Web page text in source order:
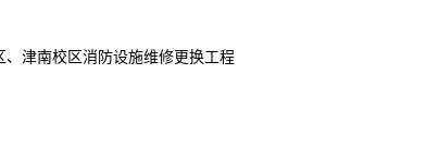
、津南校区消防设施维修更换工程